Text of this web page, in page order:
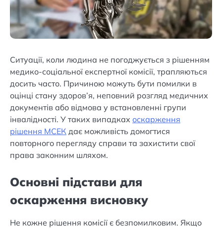
Ситуації, коли людина не погоджується з рішенням
медико-соціальної експертної комісії, трапляються
досить часто. Причиною можуть бути помилки в
оцінці стану здоров’я, неповний розгляд медичних
документів або відмова у встановленні групи
інвалідності. У таких випадках оскарження
рішення МСЕК дає можливість домогтися
повторного перегляду справи та захистити свої
права законним шляхом.
Основні підстави для
оскарження висновку
Не кожне рішення комісії є безпомилковим. Якщо